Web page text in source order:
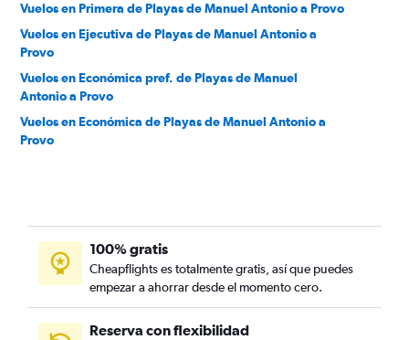
Vuelos en Primera de Playas de Manuel Antonio a Provo
Vuelos en Ejecutiva de Playas de Manuel Antonio a
Provo
Vuelos en Económica pref. de Playas de Manuel
Antonio a Provo
Vuelos en Económica de Playas de Manuel Antonio a
Provo
100% gratis
Cheapflights es totalmente gratis, así que puedes
empezar a ahorrar desde el momento cero.
Reserva con flexibilidad